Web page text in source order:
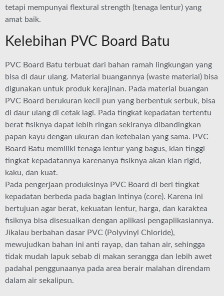
tetapi mempunyai flextural strength (tenaga lentur) yang
amat baik.
Kelebihan PVC Board Batu
PVC Board Batu terbuat dari bahan ramah lingkungan yang
bisa di daur ulang. Material buangannya (waste material) bisa
digunakan untuk produk kerajinan. Pada material buangan
PVC Board berukuran kecil pun yang berbentuk serbuk, bisa
di daur ulang di cetak lagi. Pada tingkat kepadatan tertentu
berat fisiknya dapat lebih ringan sekiranya dibandingkan
papan kayu dengan ukuran dan ketebalan yang sama. PVC
Board Batu memiliki tenaga lentur yang bagus, kian tinggi
tingkat kepadatannya karenanya fisiknya akan kian rigid,
kaku, dan kuat.
Pada pengerjaan produksinya PVC Board di beri tingkat
kepadatan berbeda pada bagian intinya (core). Karena ini
bertujuan agar berat, kekuatan lentur, harga, dan karaktea
fisiknya bisa disesuaikan dengan aplikasi pengaplikasiannya.
Jikalau berbahan dasar PVC (Polyvinyl Chloride),
mewujudkan bahan ini anti rayap, dan tahan air, sehingga
tidak mudah lapuk sebab di makan serangga dan lebih awet
padahal penggunaanya pada area berair malahan direndam
dalam air sekalipun.